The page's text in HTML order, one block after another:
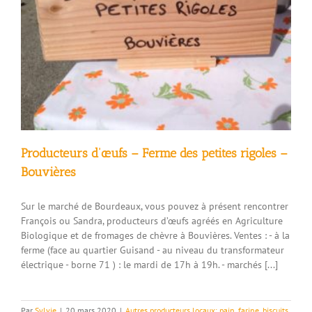
Producteurs d’œufs – Ferme des petites rigoles –
Bouvières
Sur le marché de Bourdeaux, vous pouvez à présent rencontrer
François ou Sandra, producteurs d’œufs agréés en Agriculture
Biologique et de fromages de chèvre à Bouvières. Ventes : - à la
ferme (face au quartier Guisand - au niveau du transformateur
électrique - borne 71 ) : le mardi de 17h à 19h. - marchés [...]